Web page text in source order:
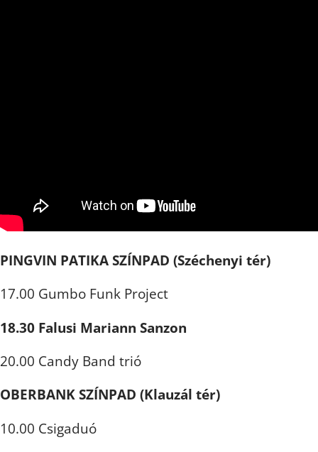
PINGVIN PATIKA SZÍNPAD (Széchenyi tér)
17.00 Gumbo Funk Project
18.30 Falusi Mariann Sanzon
20.00 Candy Band trió
OBERBANK SZÍNPAD (Klauzál tér)
10.00 Csigaduó